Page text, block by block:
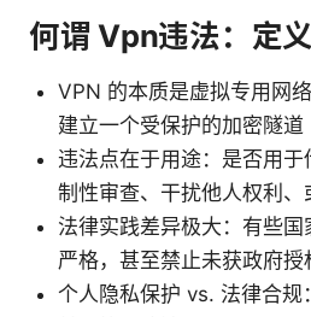
何谓 Vpn违法：定
VPN 的本质是虚拟专用网
建立一个受保护的加密隧道
违法点在于用途：是否用
制性审查、干扰他人权利、
法律实践差异极大：有些
严格，甚至禁止未获政府授
个人隐私保护 vs. 法律合规